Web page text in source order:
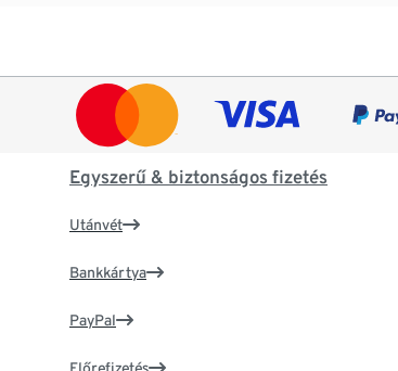
Egyszerű & biztonságos fizetés
Utánvét
Bankkártya
PayPal